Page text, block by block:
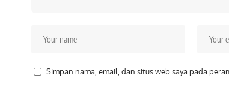
Simpan nama, email, dan situs web saya pada